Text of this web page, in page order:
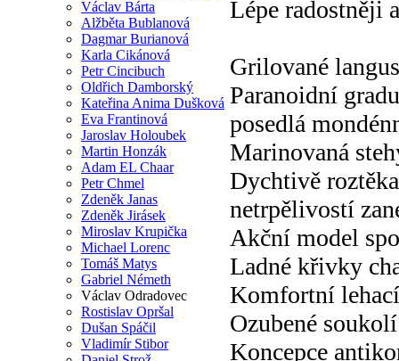
Václav Bárta
Alžběta Bublanová
Dagmar Burianová
Karla Cikánová
Petr Cincibuch
Oldřich Damborský
Kateřina Anima Dušková
Eva Frantinová
Jaroslav Holoubek
Martin Honzák
Adam EL Chaar
Petr Chmel
Zdeněk Janas
Zdeněk Jirásek
Miroslav Krupička
Michael Lorenc
Tomáš Matys
Gabriel Németh
Václav Odradovec
Rostislav Opršal
Dušan Spáčil
Vladimír Stibor
Lépe radostněji
Grilované
Paranoidní
posedlá
Marinovaná
Dychtivě
netrpělivostí
Akční model
Ladné křivky
Komfortní
Ozubené
Koncepce